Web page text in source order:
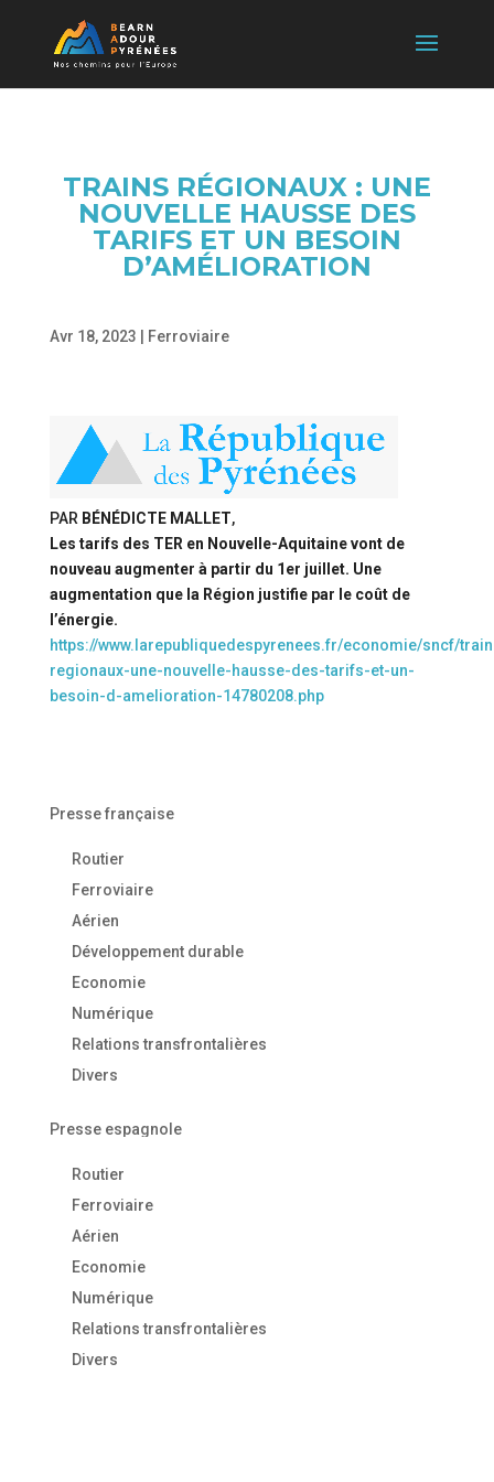
TRAINS RÉGIONAUX : UNE
NOUVELLE HAUSSE DES
TARIFS ET UN BESOIN
D’AMÉLIORATION
Avr 18, 2023 Ferroviaire
PAR BÉNÉDICTE MALLET,
Les tarifs des TER en Nouvelle-Aquitaine vont de
nouveau augmenter à partir du 1er juillet. Une
augmentation que la Région justifie par le coût de
l’énergie.
https://www.larepubliquedespyrenees.fr/economie/sncf/
regionaux-une-nouvelle-hausse-des-tarifs-et-un-
besoin-d-amelioration-14780208.php
Presse française
Routier
Ferroviaire
Aérien
Développement durable
Economie
Numérique
Relations transfrontalières
Divers
Presse espagnole
Routier
Ferroviaire
Aérien
Economie
Numérique
Relations transfrontalières
Divers